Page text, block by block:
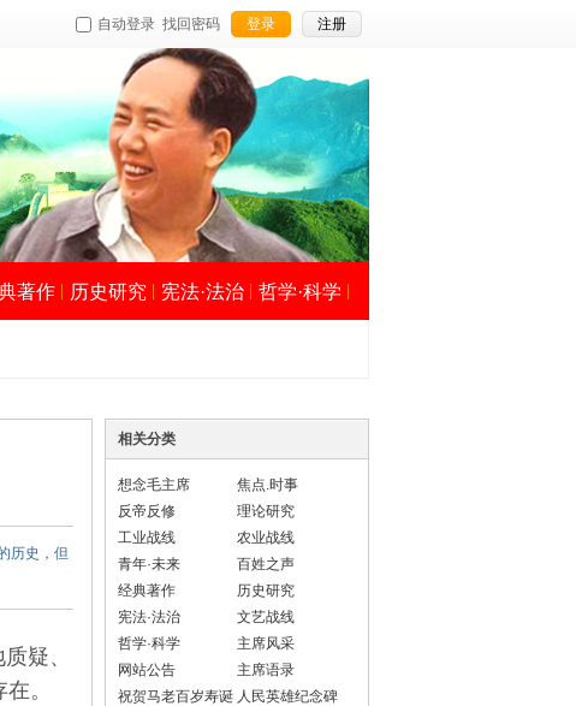
自动登录 找回密码 登录 注册
著作 历史研究 宪法·法治 哲学·科学
历史，但
疑、
。
相关分类
想念毛主席
焦点.时事
反帝反修
理论研究
工业战线
农业战线
青年·未来
百姓之声
经典著作
历史研究
宪法·法治
文艺战线
哲学·科学
主席风采
网站公告
主席语录
祝贺马老百岁寿诞 人民英雄纪念碑